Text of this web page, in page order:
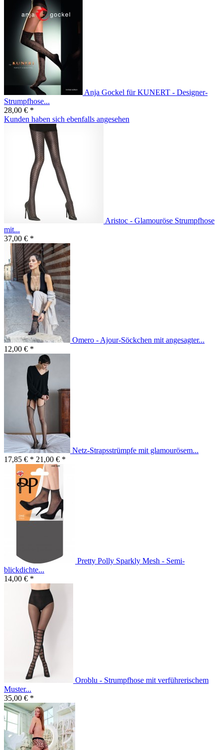
Anja Gockel für KUNERT - Designer-
Strumpfhose...
28,00 € *
Kunden haben sich ebenfalls angesehen
Aristoc - Glamouröse Strumpfhose
mit...
37,00 € *
Omero - Ajour-Söckchen mit angesagter...
12,00 € *
Netz-Strapsstrümpfe mit glamourösem...
17,85 € * 21,00 € *
Pretty Polly Sparkly Mesh - Semi-
blickdichte...
14,00 € *
Oroblu - Strumpfhose mit verführerischem
Muster...
35,00 € *